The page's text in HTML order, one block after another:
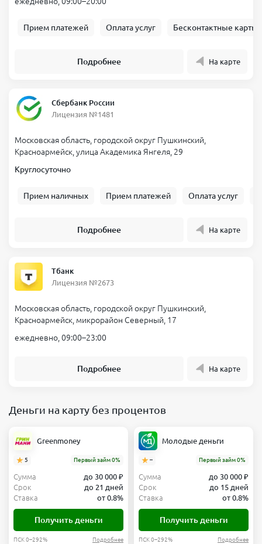
Прием платежей Оплата услуг Бесконтактные карты
Подробнее На карте
Сбербанк России
Лицензия №1481
Московская область, городской округ Пушкинский,
Красноармейск, улица Академика Янгеля, 29
Круглосуточно
Прием наличных Прием платежей Оплата услуг
Подробнее На карте
Тбанк
Лицензия №2673
Московская область, городской округ Пушкинский,
Красноармейск, микрорайон Северный, 17
ежедневно, 09:00–23:00
Подробнее На карте
Деньги на карту без процентов
Greenmoney
5 Первый займ 0%
Сумма
до 30 000 ₽
Срок
до 21 дней
Ставка
от 0.8%
Получить деньги
ПСК 0–292% Подробнее
Молодые деньги
– Первый займ 0%
Сумма
до 30 000 ₽
Срок
до 15 дней
Ставка
от 0.8%
Получить деньги
ПСК 0–292% Подробнее